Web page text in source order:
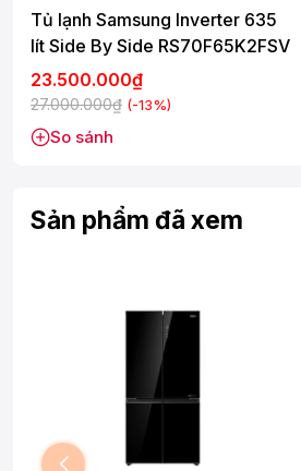
Ngăn đá
Ngăn đá có dung tích 225 lít, được
Tủ lạnh Samsung Inverter 635
lít Side By Side RS70F65K2FSV
23.500.000₫
27.000.000₫ (-13%)
So sánh
Sản phẩm đã xem